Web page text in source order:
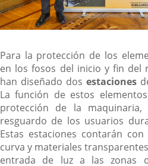
Para la protección de los
en los fosos del inicio y fin del
han diseñado dos estaciones
La función de estos
protección de la
resguardo de los usuarios
Estas estaciones contarán
curva y materiales
entrada de luz a las zonas